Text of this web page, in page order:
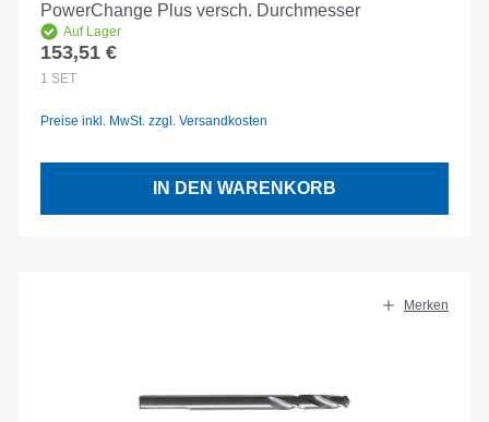
PowerChange Plus versch. Durchmesser
Auf Lager
Regulärer Preis:
153,51 €
1 SET
Preise inkl. MwSt. zzgl. Versandkosten
IN DEN WARENKORB
Merken